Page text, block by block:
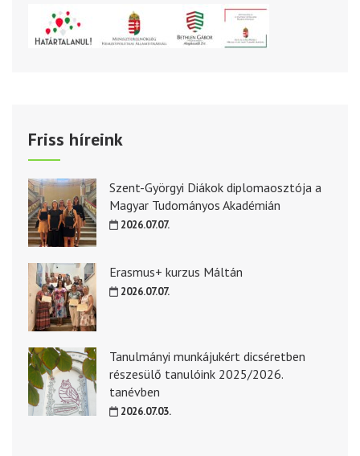
Friss híreink
Szent-Györgyi Diákok diplomaosztója a
Magyar Tudományos Akadémián
2026.07.07.
Erasmus+ kurzus Máltán
2026.07.07.
Tanulmányi munkájukért dicséretben
részesülő tanulóink 2025/2026.
tanévben
2026.07.03.